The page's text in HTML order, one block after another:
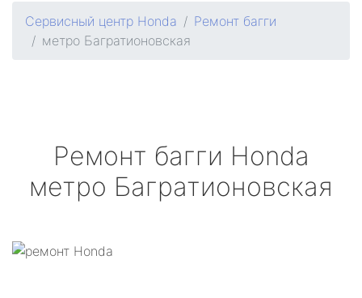
Сервисный центр Honda
Ремонт багги
метро Багратионовская
Ремонт багги Honda
метро Багратионовская